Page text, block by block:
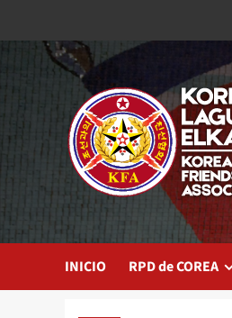
contenido
INICIO RPD de COREA